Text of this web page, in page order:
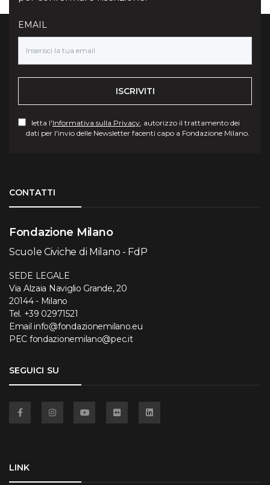
EMAIL
ISCRIVITI
letta l'Informativa sulla Privacy, autorizzo il trattamento dei
dati per l'invio delle Newsletter facenti capo a Fondazione Milano.
CONTATTI
Fondazione Milano
Scuole Civiche di Milano - FdP
SEDE LEGALE
Via Alzaia Naviglio Grande, 20
20144 - Milano
Tel. +39 02971521
Email info@fondazionemilano.eu
PEC fondazionemilano@pec.it
SEGUICI SU
LINK